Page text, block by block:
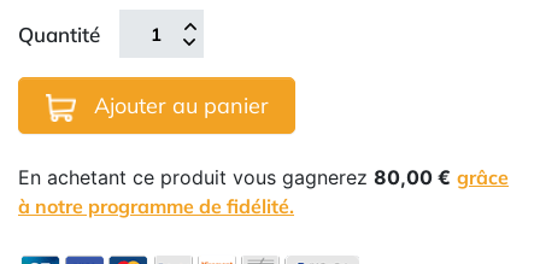
Quantité
Ajouter au panier
En achetant ce produit vous gagnerez 80,00 € grâce
à notre programme de fidélité.